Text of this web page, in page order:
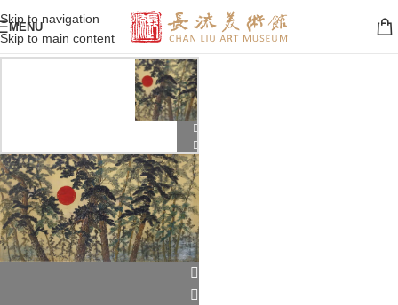
Skip to navigation
Skip to main content
MENU